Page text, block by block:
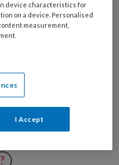
voor e-mails
?
device characteristics for
on a device. Personalised
measurement,
I Accept